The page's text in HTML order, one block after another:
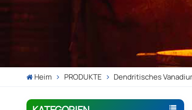
Heim PRODUKTE Dendritisches